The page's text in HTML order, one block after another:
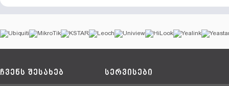
ჩვენს შესახებ სერვისები